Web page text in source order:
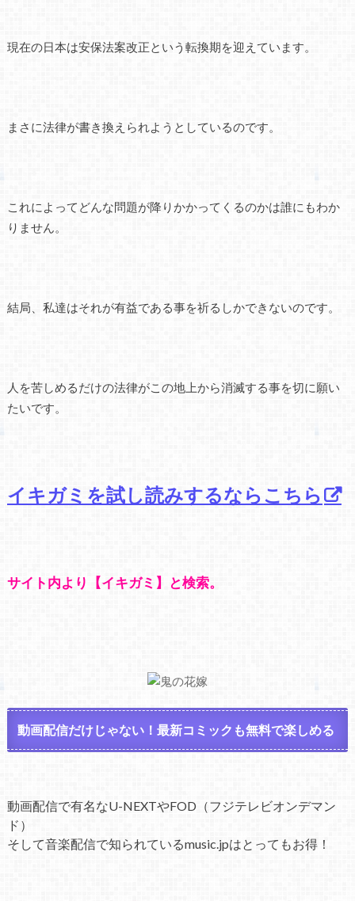
現在の日本は安保法案改正という転換期を迎えています。
まさに法律が書き換えられようとしているのです。
これによってどんな問題が降りかかってくるのかは誰にもわか
りません。
結局、私達はそれが有益である事を祈るしかできないのです。
人を苦しめるだけの法律がこの地上から消滅する事を切に願い
たいです。
イキガミを試し読みするならこちら
サイト内より【イキガミ】と検索。
動画配信だけじゃない！最新コミックも無料で楽しめる
動画配信で有名なU-NEXTやFOD（フジテレビオンデマン
ド）
そして音楽配信で知られているmusic.jpはとってもお得！